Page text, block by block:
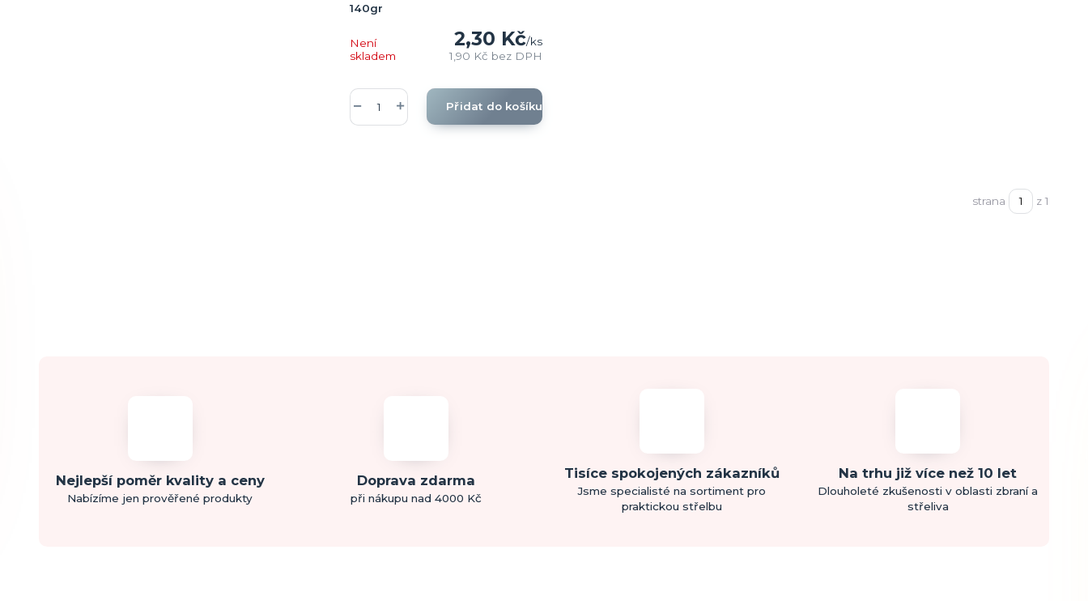
140gr
2,30 Kč/ks
1,90 Kč bez DPH
Není
skladem
Přidat do košíku
strana z 1
Nejlepší poměr kvality a ceny
Nabízíme jen prověřené produkty
Doprava zdarma
při nákupu nad 4000 Kč
Tisíce spokojených zákazníků
Jsme specialisté na sortiment pro
praktickou střelbu
Na trhu již více než 10 let
Dlouholeté zkušenosti v oblasti zbraní a
střeliva